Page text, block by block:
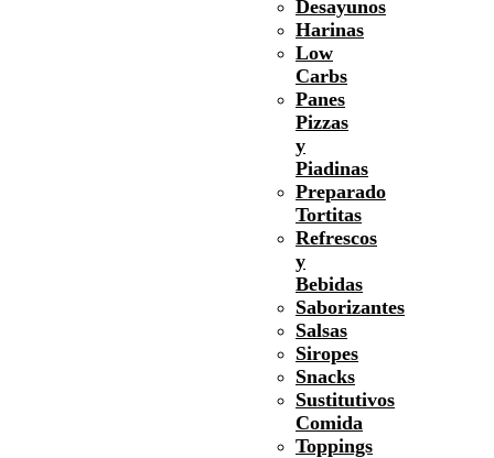
Desayunos
Harinas
Low
Carbs
Panes
Pizzas
y
Piadinas
Preparado
Tortitas
Refrescos
y
Bebidas
Saborizantes
Salsas
Siropes
Snacks
Sustitutivos
Comida
Toppings